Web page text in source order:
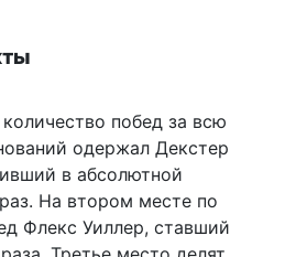
побед за всю
одержал Декстер
в абсолютной
На втором месте по
Флекс Уиллер, ставший